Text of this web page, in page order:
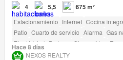
4 5,5 675 m²
Estacionamiento Internet Cocina
Patio Cuarto de servicio Alarma Gas
Electricidad Bodega Sin amoblar
Área para niños Jardín
Hace 8 días
NEXOS REALTY